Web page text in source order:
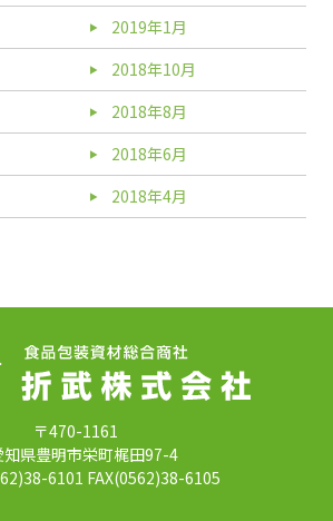
2019年1月
2018年10月
2018年8月
2018年6月
2018年4月
〒470-1161
知県豊明市栄町梶田97-4
6101 FAX(0562)38-6105